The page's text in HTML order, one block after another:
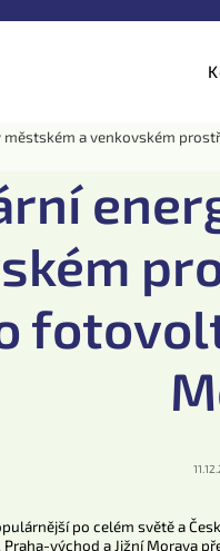
městském a venkovském
po celém světě a
východ a Jižní Morava